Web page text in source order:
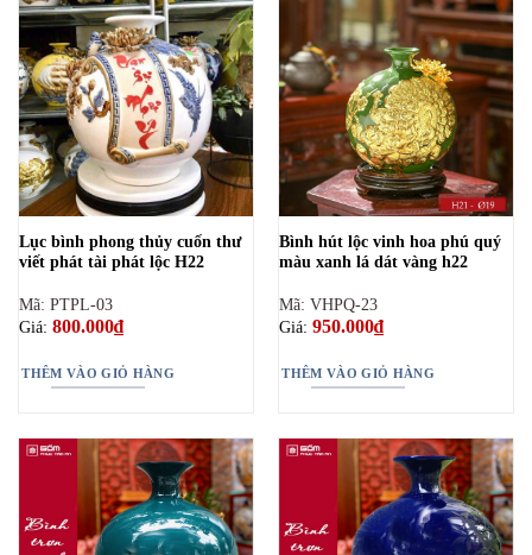
Lục bình phong thủy cuốn thư
viết phát tài phát lộc H22
Mã: PTPL-03
Giá: 800.000₫
THÊM VÀO GIỎ HÀNG
Bình hút lộc vinh hoa phú quý
màu xanh lá dát vàng h22
Mã: VHPQ-23
Giá: 950.000₫
THÊM VÀO GIỎ HÀNG